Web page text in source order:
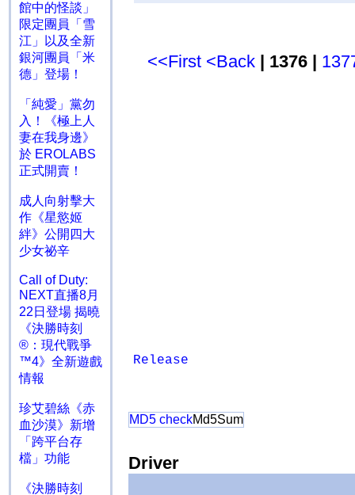
館中的怪談」
限定團員「雪
江」以及全新
銀河團員「米
德」登場！
「純愛」黨勿
入！《極上人
妻在我身邊》
於 EROLABS
正式開賣！
成人向射擊大
作《星慾姬
絆》公開四大
少女祕辛
Call of Duty:
NEXT直播8月
22日登場 揭曉
《決勝時刻
®：現代戰爭
™4》全新遊戲
情報
珍艾碧絲《赤
血沙漠》新增
「跨平台存
檔」功能
《決勝時刻
<<First <Back | 1376 |
Release
MD5 checkMd5Sum
Driver